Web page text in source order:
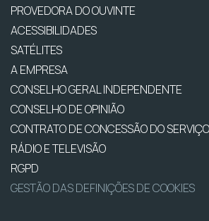
PROVEDORA DO OUVINTE
ACESSIBILIDADES
SATÉLITES
A EMPRESA
CONSELHO GERAL INDEPENDENTE
CONSELHO DE OPINIÃO
CONTRATO DE CONCESSÃO DO
RÁDIO E TELEVISÃO
RGPD
GESTÃO DAS DEFINIÇÕES DE COOKIES